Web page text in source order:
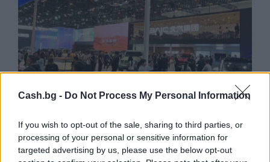
Cash.bg - Do Not Process My Personal Information
If you wish to opt-out of the sale, sharing to third parties, or
processing of your personal or sensitive information for
targeted advertising by us, please use the below opt-out
Износът на електромобили от Китай
е нараснал със 120%